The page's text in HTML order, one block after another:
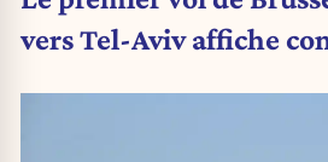
vers Tel-Aviv affiche